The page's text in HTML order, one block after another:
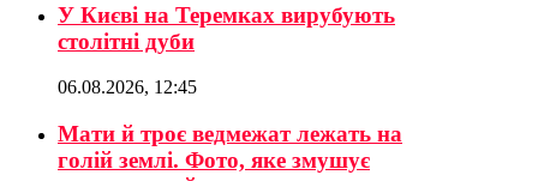
У Києві на Теремках вирубують
столітні дуби
06.08.2026, 12:45
Мати й троє ведмежат лежать на
голій землі. Фото, яке змушує